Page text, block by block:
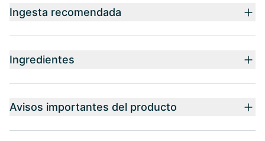
Ingesta recomendada
Ingredientes
Avisos importantes del producto